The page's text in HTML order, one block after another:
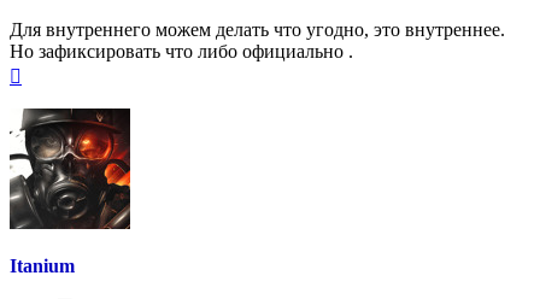
Для внутреннего можем делать что угодно, это внутреннее.
Но зафиксировать что либо официально .
началу
Itanium